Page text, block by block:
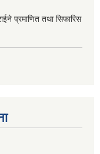
प्रमाणित तथा सिफारिस